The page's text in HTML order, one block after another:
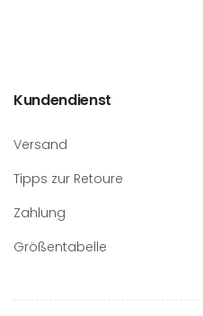
Kundendienst
Versand
Tipps zur Retoure
Zahlung
Größentabelle